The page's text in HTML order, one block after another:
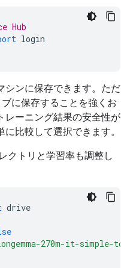
Hub
login
シンに保存できます。ただ
に保存することを強くお
レーニング結果の安全性が
比較して選択できます。
クトリと学習率も調整し
drive
270m-it-simple-